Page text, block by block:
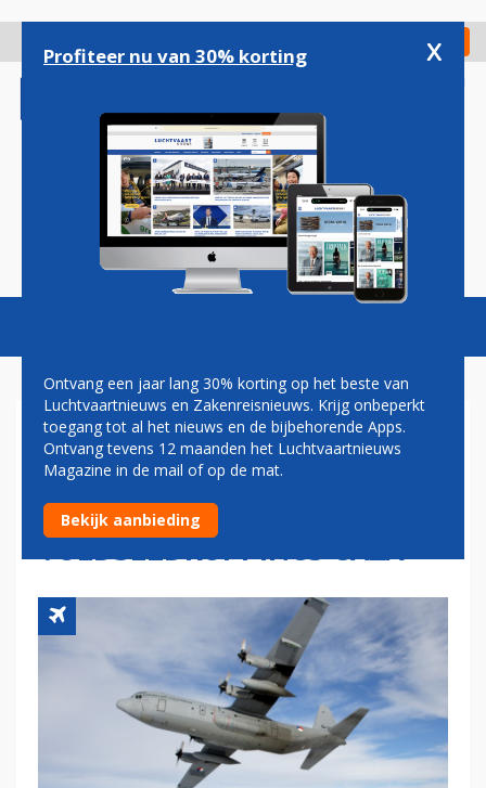
gaan
Check in
Magazine Podcasts Vacatures
DEFENSIE STUURT NA
STRANDING NIEUW
VLIEGTUIG VOOR
VOEDSELDROPPINGS GAZA
Profiteer nu van 30% korting x
Ontvang een jaar lang 30% korting op het beste van
Luchtvaartnieuws en Zakenreisnieuws. Krijg onbeperkt
toegang tot al het nieuws en de bijbehorende Apps.
Ontvang tevens 12 maanden het Luchtvaartnieuws
Magazine in de mail of op de mat.
Bekijk aanbieding